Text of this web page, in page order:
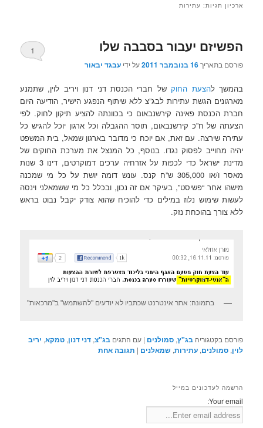
ארכיון תגיות: עתירות
הפשיזם יעבור בסבבה שלו
פורסם בתאריך16 בנובמבר 2011 על ידיעבגד יבאור
1
בהמשך להצעת החוקשל חברי הכנסת דני דנון ויריב לוין, שתמנע
מארגונים הגשת עתירות לבג”צ ללא שיתוף הנפגע הישיר, הודיעה היום
חברת הכנסת פאינה קירשנבאום כי בכוונתה להציע תיקון לחוק. לפי
הצעתה של ח”כ קירשנבאום, תוסר ההגבלה וכל ארגון יוכל להגיש כל
עתירה שירצה. עם זאת, אם יוכח כי מדובר בארגון שמאל, בית המשפט
יהיה מחוייב לפסוק נגדו. בנוסף, כל המנצל את מערכת החוקים של
מדינת ישראל כדי לכפות על אזרחיה ערכים דמוקרטים, דינו 3 שנות
מאסר ו/או 305,000 ש”ח קנס. עונש דומה יושת על כל מי שמכנה
מישהו אחר “פשיסט”, בעיקר אם זה נכון, ובכלל כל מי ששמאלני וינסה
לעשות שימוש נלוז במילים כדי להוכיח שהוא צודק יקבל נבוט בראש
ללא צורך בהוכחת נזק.
בתמונה: אתר אינטרנט שכתביו לא יודעים "להשתמש" ב"מרכאות"
פורסם בקטגוריה בג"ץ,סמולנים |עם התגים בג"צ,דני דנון,טמקא, יריב
לוין,סמולנים,עתירות,שמאלנים | תגובהאחת
הרשמה לעדכונים במייל
Your email: